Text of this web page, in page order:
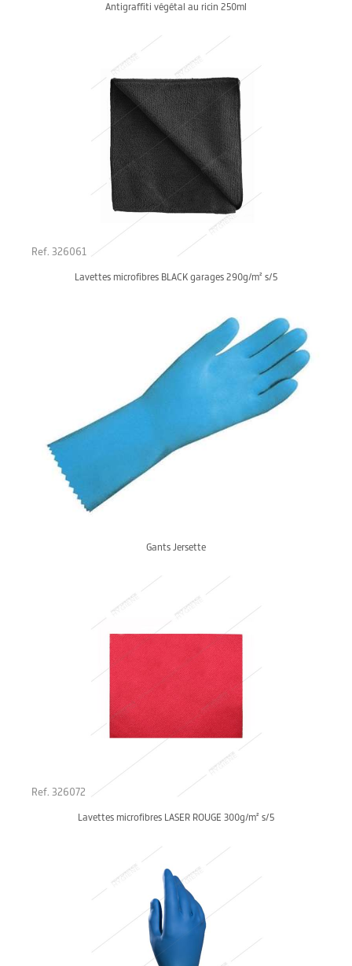
Antigraffiti végétal au ricin 250ml
Ref. 326061
Lavettes microfibres BLACK garages 290g/m² s/5
Gants Jersette
Ref. 326072
Lavettes microfibres LASER ROUGE 300g/m² s/5